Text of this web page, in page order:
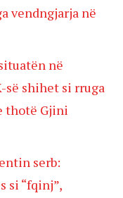
vendngjarja në
në
së shihet si rruga
thotë Gjini
serb:
si “fqinj”,